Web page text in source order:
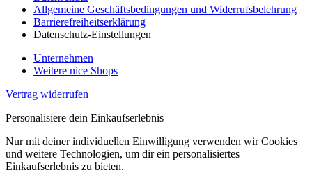
Allgemeine Geschäftsbedingungen und Widerrufsbelehrung
Barrierefreiheitserklärung
Datenschutz-Einstellungen
Unternehmen
Weitere nice Shops
Vertrag widerrufen
Personalisiere dein Einkaufserlebnis
Nur mit deiner individuellen Einwilligung verwenden wir Cookies
und weitere Technologien, um dir ein personalisiertes
Einkaufserlebnis zu bieten.